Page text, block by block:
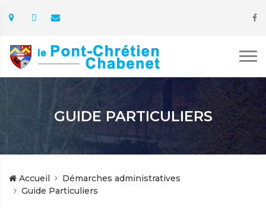
GUIDE PARTICULIERS
Accueil
Démarches administratives
Guide Particuliers